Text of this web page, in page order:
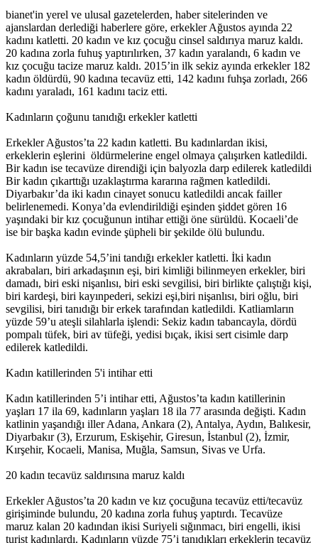
Mor Dayanışma’dan ‘İhtiyaç sahiplerine ulaşıyoruz’
kampanyası
11:32 05/12/2016
‘Kadınların ilk başvurabilecekleri nokta olmak istiyoruz’
11:28 05/12/2016
22 kadın eşbaşkan tutuklu, 35 belediyeye kayyım
11:25 05/12/2016
5 ARALIK 2016 GÜNDEMİ
11:21 05/12/2016
‘Yüzlerce çocuk devletin ihmalleri sonucu yaşamını yitirdi’
16:26 04/12/2016
Kasım’da 28 kadın katledildi 100 çocuk istismara maruz
bırakıldı
bianet'in yerel ve ulusal gazetelerden, haber sitelerinden ve
ajanslardan derlediği haberlere göre, erkekler Ağustos ayında 22
kadını katletti. 20 kadın ve kız çocuğu cinsel saldırıya maruz kaldı.
20 kadına zorla fuhuş yaptırılırken, 37 kadın yaralandı, 6 kadın ve
kız çocuğu tacize maruz kaldı. 2015’in ilk sekiz ayında erkekler 182
kadın öldürdü, 90 kadına tecavüz etti, 142 kadını fuhşa zorladı, 266
kadını yaraladı, 161 kadını taciz etti.
Kadınların çoğunu tanıdığı erkekler katletti
Erkekler Ağustos’ta 22 kadın katletti. Bu kadınlardan ikisi,
erkeklerin eşlerini öldürmelerine engel olmaya çalışırken katledildi.
Bir kadın ise tecavüze direndiği için balyozla darp edilerek katledildi
Bir kadın çıkarttığı uzaklaştırma kararına rağmen katledildi.
Diyarbakır’da iki kadın cinayet sonucu katledildi ancak failler
belirlenemedi. Konya’da evlendirildiği eşinden şiddet gören 16
yaşındaki bir kız çocuğunun intihar ettiği öne sürüldü. Kocaeli’de
ise bir başka kadın evinde şüpheli bir şekilde ölü bulundu.
Kadınların yüzde 54,5’ini tandığı erkekler katletti. İki kadın
akrabaları, biri arkadaşının eşi, biri kimliği bilinmeyen erkekler, biri
damadı, biri eski nişanlısı, biri eski sevgilisi, biri birlikte çalıştığı kişi,
biri kardeşi, biri kayınpederi, sekizi eşi,biri nişanlısı, biri oğlu, biri
sevgilisi, biri tanıdığı bir erkek tarafından katledildi. Katliamların
yüzde 59’u ateşli silahlarla işlendi: Sekiz kadın tabancayla, dördü
pompalı tüfek, biri av tüfeği, yedisi bıçak, ikisi sert cisimle darp
edilerek katledildi.
Kadın katillerinden 5'i intihar etti
Kadın katillerinden 5’i intihar etti, Ağustos’ta kadın katillerinin
yaşları 17 ila 69, kadınların yaşları 18 ila 77 arasında değişti. Kadın
katlinin yaşandığı iller Adana, Ankara (2), Antalya, Aydın, Balıkesir,
Diyarbakır (3), Erzurum, Eskişehir, Giresun, İstanbul (2), İzmir,
Kırşehir, Kocaeli, Manisa, Muğla, Samsun, Sivas ve Urfa.
20 kadın tecavüz saldırısına maruz kaldı
Erkekler Ağustos’ta 20 kadın ve kız çocuğuna tecavüz etti/tecavüz
girişiminde bulundu, 20 kadına zorla fuhuş yaptırdı. Tecavüze
maruz kalan 20 kadından ikisi Suriyeli sığınmacı, biri engelli, ikisi
turist kadınlardı. Kadınların yüzde 75’i tanıdıkları erkeklerin tecavüz